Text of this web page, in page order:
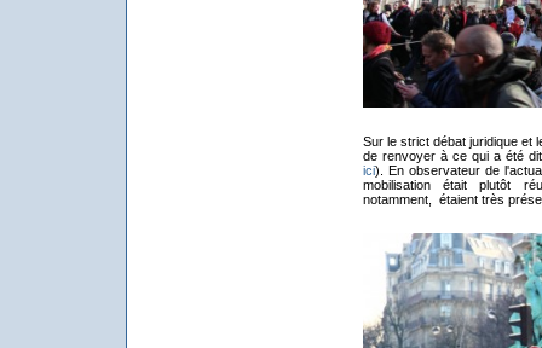
Sur le strict débat juridique et
de renvoyer à ce qui a été
ici). En observateur de
mobilisation était plutôt
notamment, étaient très